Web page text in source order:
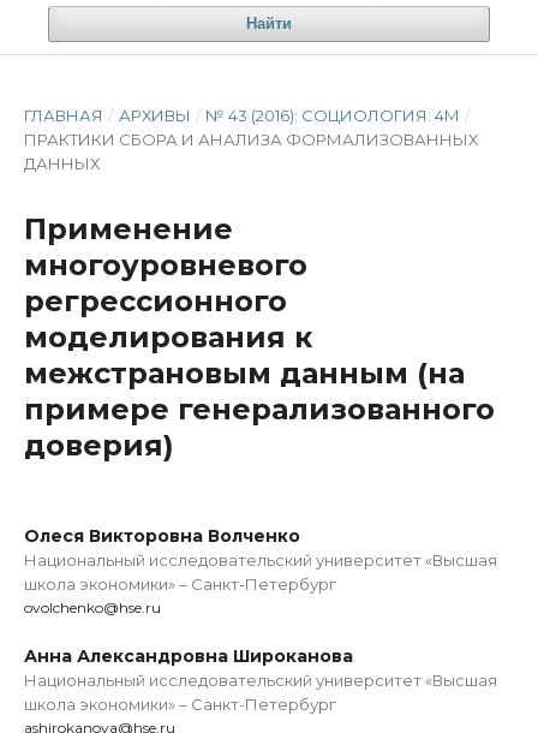
Найти
ГЛАВНАЯ / АРХИВЫ / № 43 (2016): СОЦИОЛОГИЯ: 4М /
ПРАКТИКИ СБОРА И АНАЛИЗА ФОРМАЛИЗОВАННЫХ
ДАННЫХ
Применение
многоуровневого
регрессионного
моделирования к
межстрановым данным (на
примере генерализованного
доверия)
Олеся Викторовна Волченко
Национальный исследовательский университет «Высшая
школа экономики» – Санкт-Петербург
ovolchenko@hse.ru
Анна Александровна Широканова
Национальный исследовательский университет «Высшая
школа экономики» – Санкт-Петербург
ashirokanova@hse.ru